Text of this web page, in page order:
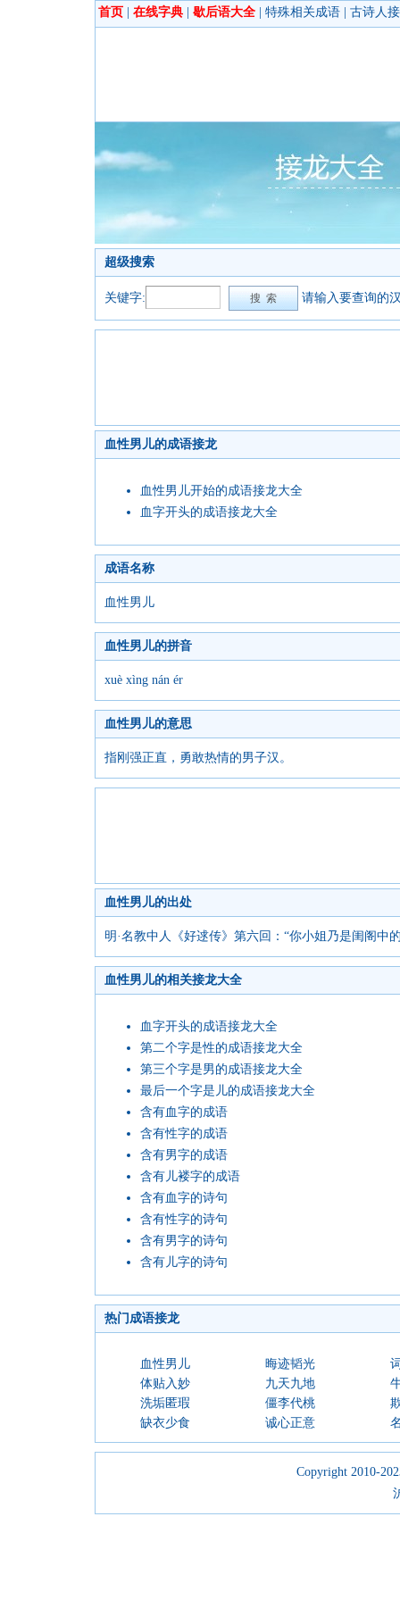
首页 在线字典 歇后语大全 特殊相关成语 古诗人
超级搜索
关键字: 请输入要查询的
血性男儿的成语接龙
血性男儿开始的成语接龙大全
血字开头的成语接龙大全
成语名称
血性男儿
血性男儿的拼音
xuè xìng nán ér
血性男儿的意思
指刚强正直，勇敢热情的男子汉。
血性男儿的出处
明·名教中人《好逑传》第六回：“你小姐乃是闺阁中
血性男儿的相关接龙大全
血字开头的成语接龙大全
第二个字是性的成语接龙大全
第三个字是男的成语接龙大全
最后一个字是儿的成语接龙大全
含有血字的成语
含有性字的成语
含有男字的成语
含有儿褛字的成语
含有血字的诗句
含有性字的诗句
含有男字的诗句
含有儿字的诗句
热门成语接龙
血性男儿 晦迹韬光
体贴入妙
九天九地
洗垢匿瑕
僵李代桃
缺衣少食
诚心正意
Copyright 2010-